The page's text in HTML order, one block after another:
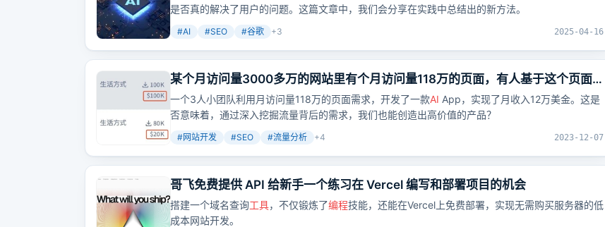
是否真的解决了用户的问题。这篇文章中，我们会分享在实践中总结出的新方法。
#AI #SEO #谷歌 +3 2025-04-16
某个月访问量3000多万的网站里有个月访问量118万的页面，有人基于这个页面
的需求做了个月收入12万+美金的AIApp
一个3人小团队利用月访问量118万的页面需求，开发了一款AI App，实现了月收入12万美金。这是
否意味着，通过深入挖掘流量背后的需求，我们也能创造出高价值的产品？
#网站开发 #SEO #流量分析 +4 2023-12-07
哥飞免费提供 API 给新手一个练习在 Vercel 编写和部署项目的机会
搭建一个域名查询工具，不仅锻炼了编程技能，还能在Vercel上免费部署，实现无需购买服务器的低
成本网站开发。